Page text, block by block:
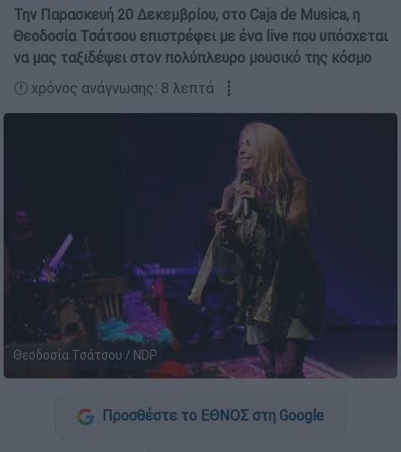
Την Παρασκευή 20 Δεκεμβρίου, στο Caja de Musica, η
Θεοδοσία Τσάτσου επιστρέφει με ένα live που υπόσχεται
να μας ταξιδέψει στον πολύπλευρο μουσικό της κόσμο
🕛 χρόνος ανάγνωσης: 8 λεπτά ┋
Θεοδοσία Τσάτσου / NDP
Προσθέστε το ΕΘΝΟΣ στη Google